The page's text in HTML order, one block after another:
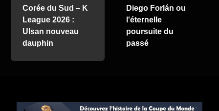
Corée du Sud – K
League 2026 :
Ulsan nouveau
dauphin
Diego Forlán ou
l'éternelle
poursuite du
passé